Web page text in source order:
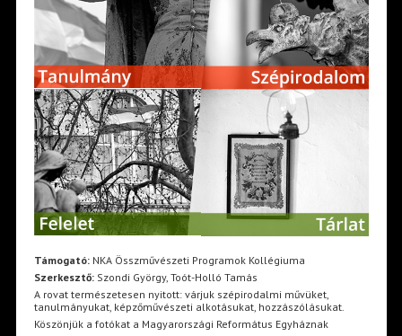
Támogató:NKA Összművészeti Programok Kollégiuma
Szerkesztő:Szondi György, Toót-Holló Tamás
A rovat természetesen nyitott: várjuk szépirodalmi művüket,
tanulmányukat, képzőművészeti alkotásukat, hozzászólásukat.
Köszönjük a fotókat a Magyarországi Református Egyháznak